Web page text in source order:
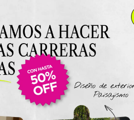
el curso acá!
Viajes
The New York Design
Carreras / Diplomaturas